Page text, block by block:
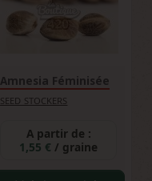
Amnesia Féminisée
SEED STOCKERS
A partir de :
1,55 € / graine